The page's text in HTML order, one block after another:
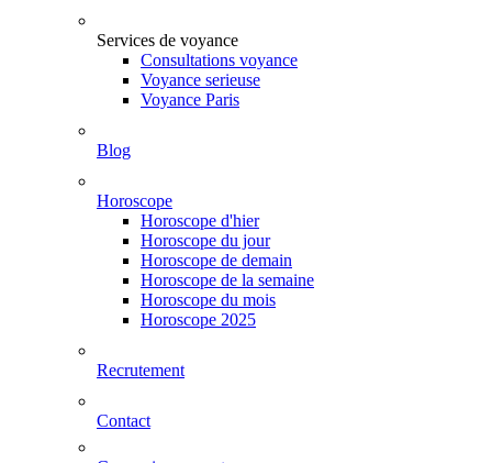
Services de voyance
Consultations voyance
Voyance serieuse
Voyance Paris
Blog
Horoscope
Horoscope d'hier
Horoscope du jour
Horoscope de demain
Horoscope de la semaine
Horoscope du mois
Horoscope 2025
Recrutement
Contact